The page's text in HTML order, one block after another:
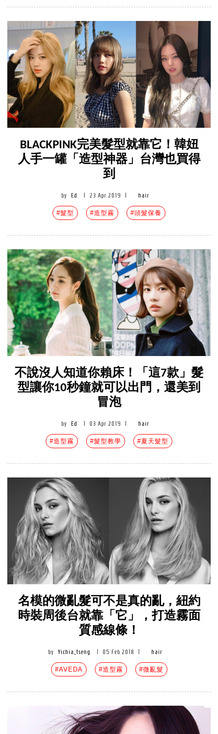
BLACKPINK完美髮型就靠它！韓妞
人手一罐「造型神器」台灣也買得
到
by Ed 23 Apr 2019 hair
#髮型 #造型霧 #頭髮保養
不說沒人知道你賴床！「這7款」髮
型讓你10秒鐘就可以出門，還美到
冒泡
by Ed 03 Apr 2019 hair
#造型霧 #髮型教學 #夏天髮型
名模的微亂髮可不是真的亂，紐約
時裝周後台就靠「它」，打造霧面
質感線條！
by Yichia_tseng 05 Feb 2018 hair
#AVEDA #造型霧 #微亂髮